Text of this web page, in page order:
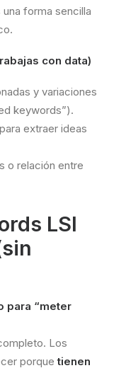
forma sencilla
con data)
y variaciones
keywords”).
extraer ideas
o relación entre
LSI
para “meter
Los
porquetienen